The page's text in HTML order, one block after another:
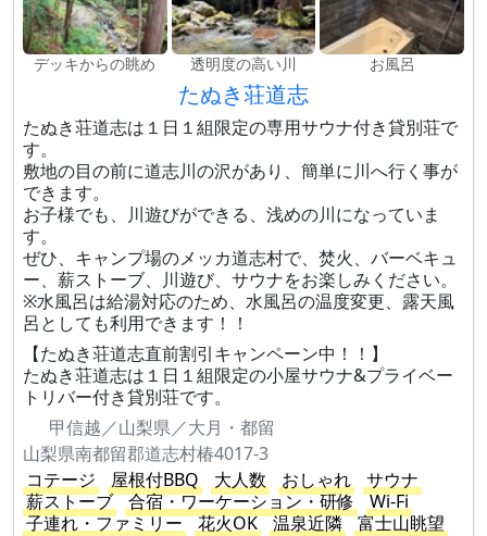
デッキからの眺め 透明度の高い川 お風呂
たぬき荘道志
たぬき荘道志は１日１組限定の専用サウナ付き貸別荘で
す。
敷地の目の前に道志川の沢があり、簡単に川へ行く事が
できます。
お子様でも、川遊びができる、浅めの川になっていま
す。
ぜひ、キャンプ場のメッカ道志村で、焚火、バーベキュ
ー、薪ストーブ、川遊び、サウナをお楽しみください。
※水風呂は給湯対応のため、水風呂の温度変更​、露天風
呂としても利用できます！！
【たぬき荘道志直前割引キャンペーン中！！】
たぬき荘道志は１日１組限定の小屋サウナ&プライベー
トリバー付き貸別荘です。
甲信越／山梨県／大月・都留
山梨県南都留郡道志村椿4017-3
コテージ
屋根付BBQ 大人数 おしゃれ
サウナ
薪ストーブ
合宿・ワーケーション・研修
Wi-Fi
子連れ・ファミリー
花火OK 温泉近隣
富士山眺望